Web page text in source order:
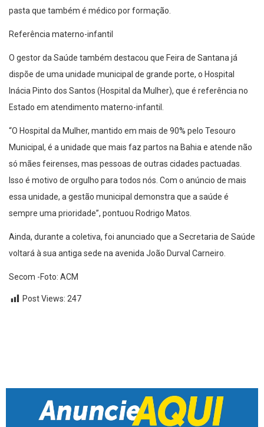
pasta que também é médico por formação.
Referência materno-infantil
O gestor da Saúde também destacou que Feira de Santana já
dispõe de uma unidade municipal de grande porte, o Hospital
Inácia Pinto dos Santos (Hospital da Mulher), que é referência no
Estado em atendimento materno-infantil.
“O Hospital da Mulher, mantido em mais de 90% pelo Tesouro
Municipal, é a unidade que mais faz partos na Bahia e atende não
só mães feirenses, mas pessoas de outras cidades pactuadas.
Isso é motivo de orgulho para todos nós. Com o anúncio de mais
essa unidade, a gestão municipal demonstra que a saúde é
sempre uma prioridade”, pontuou Rodrigo Matos.
Ainda, durante a coletiva, foi anunciado que a Secretaria de Saúde
voltará à sua antiga sede na avenida João Durval Carneiro.
Secom -Foto: ACM
Post Views: 247